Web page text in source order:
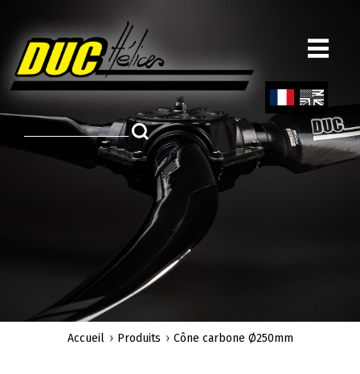
principal
ch
Engl
Accueil Produits Cône carbone Ø250mm